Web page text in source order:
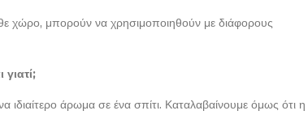
χώρο, μπορούν να χρησιμοποιηθούν με διάφορους
ιδιαίτερο άρωμα σε ένα σπίτι. Καταλαβαίνουμε όμως ότι η